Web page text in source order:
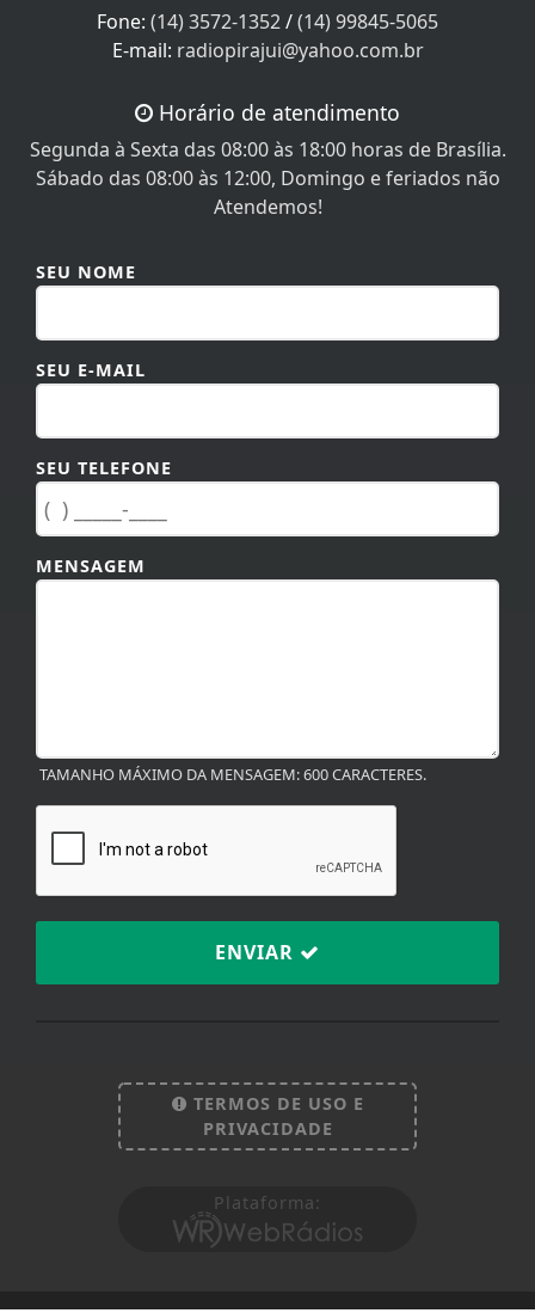
Fone: (14) 3572-1352/(14) 99845-5065
E-mail: radiopirajui@yahoo.com.br
Horário de atendimento
Segunda à Sexta das 08:00 às 18:00 horas de Brasília.
Sábado das 08:00 às 12:00, Domingo e feriados não
Atendemos!
SEU NOME
SEU E-MAIL
SEU TELEFONE
MENSAGEM
TAMANHO MÁXIMO DA MENSAGEM: 600 CARACTERES.
ENVIAR
TERMOS DE USO E
PRIVACIDADE
Plataforma:
Esse site utiliza cookies para melhorar sua
experiência de navegação. Ao continuar o acesso,
entendemos que você concorda com nossos Termos
PARA MAIS INFORMAÇÕES,ACESSE NOSSOS TERMOS